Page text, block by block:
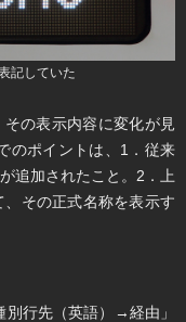
記していた
の表示内容に変化が見
のポイントは、1．従来
追加されたこと。2．上
その正式名称を表示す
行先（英語）→経由」